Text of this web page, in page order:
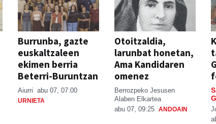
Burrunba, gazte
euskaltzaleen
ekimen berria
Beterri-Buruntzan
Aiurri abu 07, 07:00
URNIETA
Otoitzaldia,
larunbat honetan,
Ama Kandidaren
omenez
Berrozpeko Jesusen
Alaben Elkartea
abu 07, 09:25 ANDOAIN